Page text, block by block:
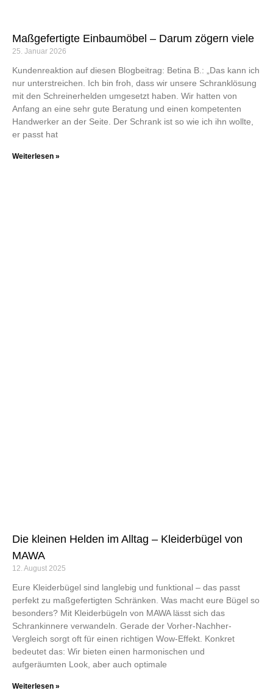
Maßgefertigte Einbaumöbel – Darum zögern viele
25. Januar 2026
Kundenreaktion auf diesen Blogbeitrag: Betina B.: „Das kann ich
nur unterstreichen. Ich bin froh, dass wir unsere Schranklösung
mit den Schreinerhelden umgesetzt haben. Wir hatten von
Anfang an eine sehr gute Beratung und einen kompetenten
Handwerker an der Seite. Der Schrank ist so wie ich ihn wollte,
er passt hat
Weiterlesen »
Die kleinen Helden im Alltag – Kleiderbügel von
MAWA
12. August 2025
Eure Kleiderbügel sind langlebig und funktional – das passt
perfekt zu maßgefertigten Schränken. Was macht eure Bügel so
besonders? Mit Kleiderbügeln von MAWA lässt sich das
Schrankinnere verwandeln. Gerade der Vorher-Nachher-
Vergleich sorgt oft für einen richtigen Wow-Effekt. Konkret
bedeutet das: Wir bieten einen harmonischen und
aufgeräumten Look, aber auch optimale
Weiterlesen »